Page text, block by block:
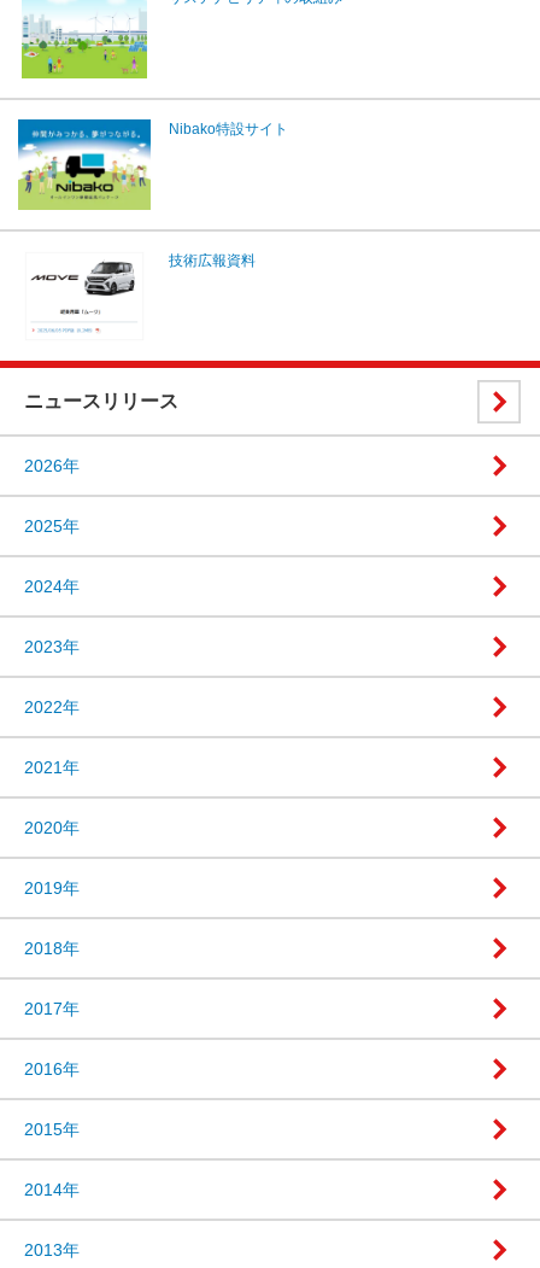
Nibako特設サイト
技術広報資料
ニュースリリース
2026年
2025年
2024年
2023年
2022年
2021年
2020年
2019年
2018年
2017年
2016年
2015年
2014年
2013年